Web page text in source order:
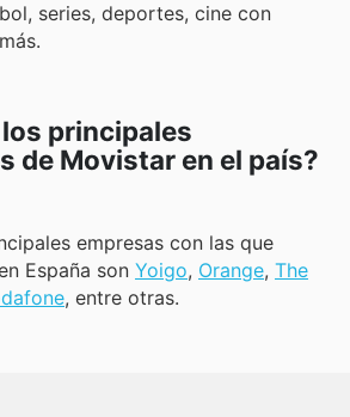
series, deportes, cine con
principales
de Movistar en el país?
empresas con las que
España son Yoigo, Orange, The
, entre otras.